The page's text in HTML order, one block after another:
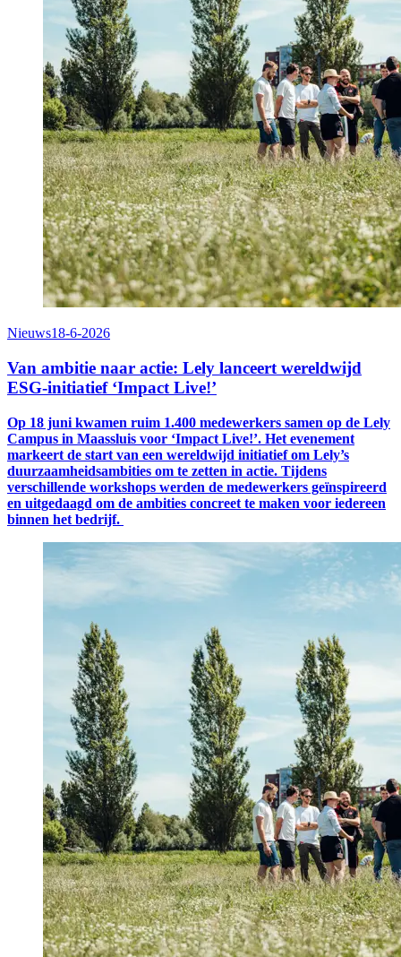
Nieuws18-6-2026
Van ambitie naar actie: Lely lanceert wereldwijd
ESG-initiatief ‘Impact Live!’
Op 18 juni kwamen ruim 1.400 medewerkers samen op de Lely
Campus in Maassluis voor ‘Impact Live!’. Het evenement
markeert de start van een wereldwijd initiatief om Lely’s
duurzaamheidsambities om te zetten in actie. Tijdens
verschillende workshops werden de medewerkers geïnspireerd
en uitgedaagd om de ambities concreet te maken voor iedereen
binnen het bedrijf.